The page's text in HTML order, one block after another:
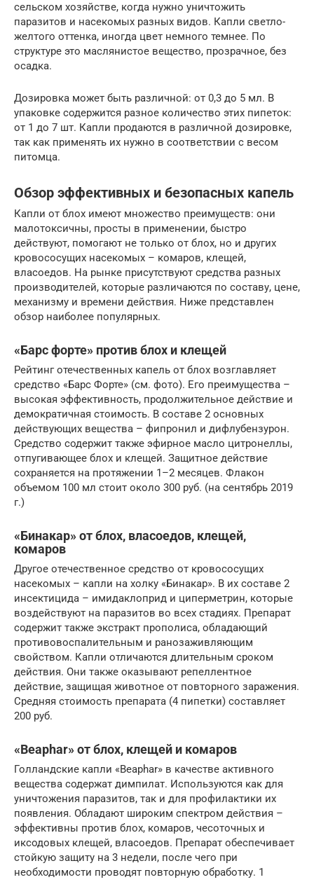
сельском хозяйстве, когда нужно уничтожить
паразитов и насекомых разных видов. Капли светло-
желтого оттенка, иногда цвет немного темнее. По
структуре это маслянистое вещество, прозрачное, без
осадка.
Дозировка может быть различной: от 0,3 до 5 мл. В
упаковке содержится разное количество этих пипеток:
от 1 до 7 шт. Капли продаются в различной дозировке,
так как применять их нужно в соответствии с весом
питомца.
Обзор эффективных и безопасных капель
Капли от блох имеют множество преимуществ: они
малотоксичны, просты в применении, быстро
действуют, помогают не только от блох, но и других
кровососущих насекомых – комаров, клещей,
власоедов. На рынке присутствуют средства разных
производителей, которые различаются по составу, цене,
механизму и времени действия. Ниже представлен
обзор наиболее популярных.
«Барс форте» против блох и клещей
Рейтинг отечественных капель от блох возглавляет
средство «Барс Форте» (см. фото). Его преимущества –
высокая эффективность, продолжительное действие и
демократичная стоимость. В составе 2 основных
действующих вещества – фипронил и дифлубензурон.
Средство содержит также эфирное масло цитронеллы,
отпугивающее блох и клещей. Защитное действие
сохраняется на протяжении 1–2 месяцев. Флакон
объемом 100 мл стоит около 300 руб. (на сентябрь 2019
г.)
«Бинакар» от блох, власоедов, клещей,
комаров
Другое отечественное средство от кровососущих
насекомых – капли на холку «Бинакар». В их составе 2
инсектицида – имидаклоприд и циперметрин, которые
воздействуют на паразитов во всех стадиях. Препарат
содержит также экстракт прополиса, обладающий
противовоспалительным и ранозаживляющим
свойством. Капли отличаются длительным сроком
действия. Они также оказывают репеллентное
действие, защищая животное от повторного заражения.
Средняя стоимость препарата (4 пипетки) составляет
200 руб.
«Beaphar» от блох, клещей и комаров
Голландские капли «Beaphar» в качестве активного
вещества содержат димпилат. Используются как для
уничтожения паразитов, так и для профилактики их
появления. Обладают широким спектром действия –
эффективны против блох, комаров, чесоточных и
иксодовых клещей, власоедов. Препарат обеспечивает
стойкую защиту на 3 недели, после чего при
необходимости проводят повторную обработку. 1